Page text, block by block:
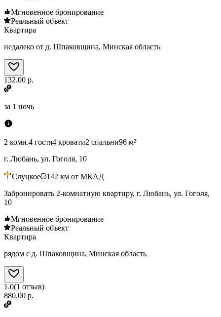
Мгновенное бронирование
Реальный объект
Квартира
недалеко от д. Шпаковщина, Минская область
132.00 р.
за 1 ночь
2 комн.4 гостя4 кровати2 спальни96 м²
г. Любань, ул. Гоголя, 10
Слуцкое 142 км от МКАД
Забронировать 2-комнатную квартиру, г. Любань, ул. Гоголя,
10
Мгновенное бронирование
Реальный объект
Квартира
рядом с д. Шпаковщина, Минская область
1.0(1 отзыв)
880.00 р.